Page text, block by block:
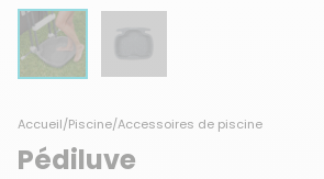
Accueil/Piscine/Accessoires de piscine
Pédiluve